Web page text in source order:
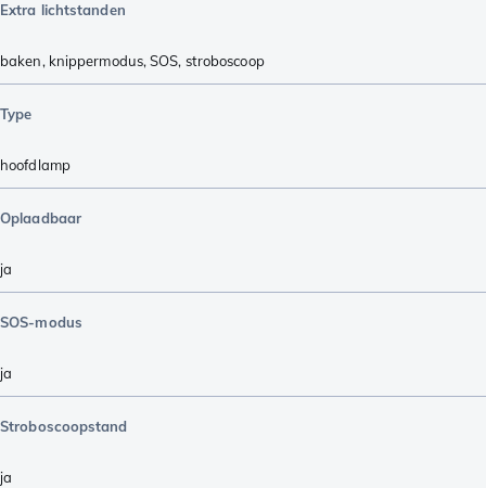
Extra lichtstanden
baken, knippermodus,SOS, stroboscoop
Type
hoofdlamp
Oplaadbaar
ja
SOS-modus
ja
Stroboscoopstand
ja